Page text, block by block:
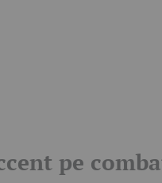
pe